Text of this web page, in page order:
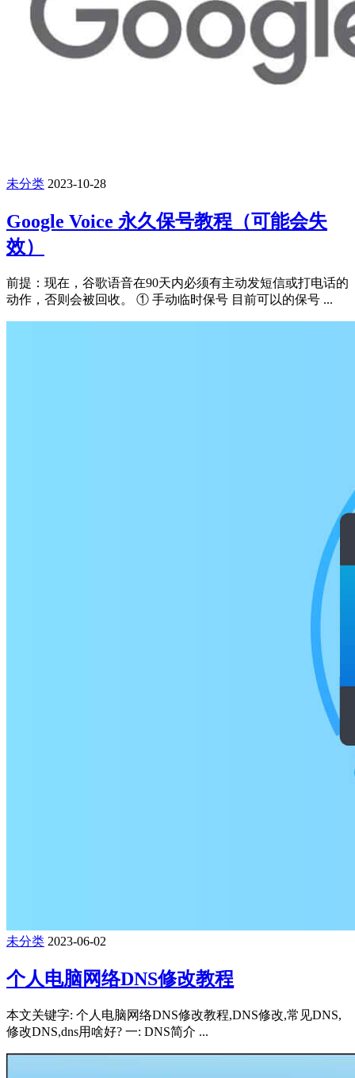
未分类 2023-10-28
Google Voice 永久保号教程（可能会失
效）
前提：现在，谷歌语音在90天内必须有主动发短信或打电话的
动作，否则会被回收。 ① 手动临时保号 目前可以的保号 ...
未分类 2023-06-02
个人电脑网络DNS修改教程
本文关键字: 个人电脑网络DNS修改教程,DNS修改,常见DNS,
修改DNS,dns用啥好? 一: DNS简介 ...